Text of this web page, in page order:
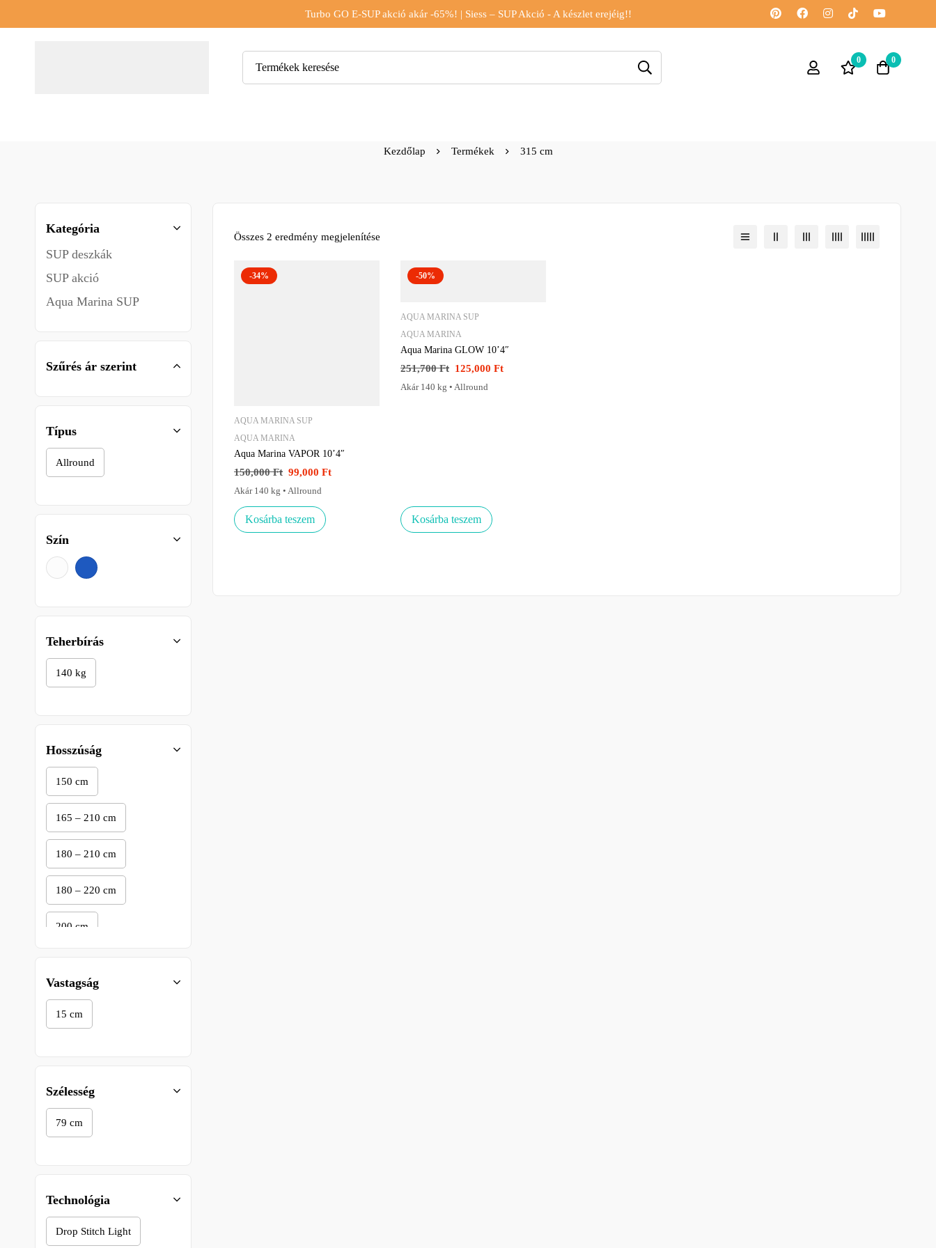
Turbo GO E-SUP akció akár -65%! | Siess – SUP Akció - A készlet erejéig!!
0 0
Kezdőlap Termékek 315 cm
Kategória
SUP deszkák
SUP akció
Aqua Marina SUP
Szűrés ár szerint
Típus
Allround
Szín
Teherbírás
140 kg
Hosszúság
150 cm
165 – 210 cm
180 – 210 cm
180 – 220 cm
200 cm
230 - 240 cm
255 cm
300 cm 305 cm
Vastagság
15 cm
Szélesség
79 cm
Technológia
Drop Stitch Light
Összes 2 eredmény megjelenítése
-34%
AQUA MARINA SUP
AQUA MARINA
Aqua Marina VAPOR 10’4″
150,000Ft 99,000 Ft
Akár 140 kg • Allround
Kosárba teszem
-50%
AQUA MARINA SUP
AQUA MARINA
Aqua Marina GLOW 10’4″
251,700Ft 125,000Ft
Akár 140 kg • Allround
Kosárba teszem